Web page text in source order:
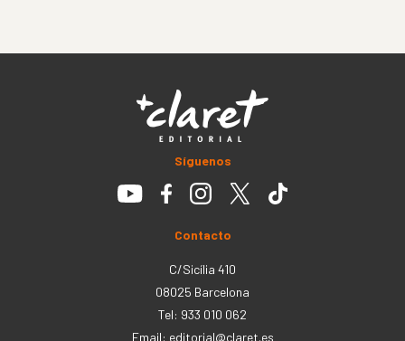
Síguenos
Contacto
C/Sicília 410
08025 Barcelona
Tel: 933 010 062
Email: editorial@claret.es